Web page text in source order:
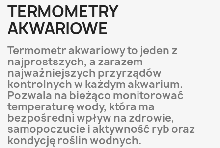
TERMOMETRY
AKWARIOWE
Termometr akwariowy to jeden z
najprostszych, a zarazem
najważniejszych przyrządów
kontrolnych w każdym akwarium.
Pozwala na bieżąco monitorować
temperaturę wody, która ma
bezpośredni wpływ na zdrowie,
samopoczucie i aktywność ryb oraz
kondycję roślin wodnych.